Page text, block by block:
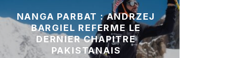
NANGA PARBAT : ANDRZEJ
BARGIEL REFERME LE
DERNIER CHAPITRE
PAKISTANAIS